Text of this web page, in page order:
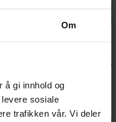
Om
å gi innhold og
sosiale
trafikken vår. Vi deler
Legg i
Antall på